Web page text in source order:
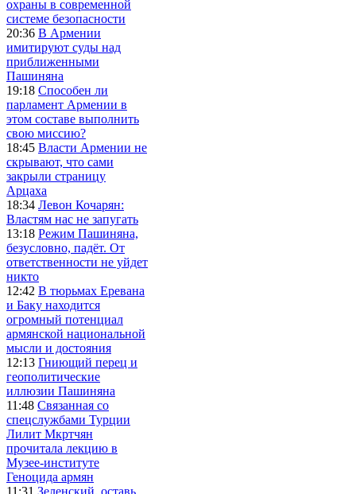
охраны в современной
системе безопасности
20:36 В Армении
имитируют суды над
приближенными
Пашиняна
19:18 Способен ли
парламент Армении в
этом составе выполнить
свою миссию?
18:45 Власти Армении не
скрывают, что сами
закрыли страницу
Арцаха
18:34 Левон Кочарян:
Властям нас не запугать
13:18 Режим Пашиняна,
безусловно, падёт. От
ответственности не уйдет
никто
12:42 В тюрьмах Еревана
и Баку находится
огромный потенциал
армянской национальной
мысли и достояния
12:13 Гниющий перец и
геополитические
иллюзии Пашиняна
11:48 Связанная со
спецслужбами Турции
Лилит Мкртчян
прочитала лекцию в
Музее-институте
Геноцида армян
11:31 Зеленский, оставь